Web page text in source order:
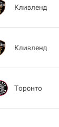
Кливленд
Кливленд
Торонто